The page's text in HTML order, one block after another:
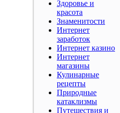
Здоровье и
красота
Знаменитости
Интернет
заработок
Интернет казино
Интернет
магазины
Кулинарные
рецепты
Природные
катаклизмы
Путешествия и